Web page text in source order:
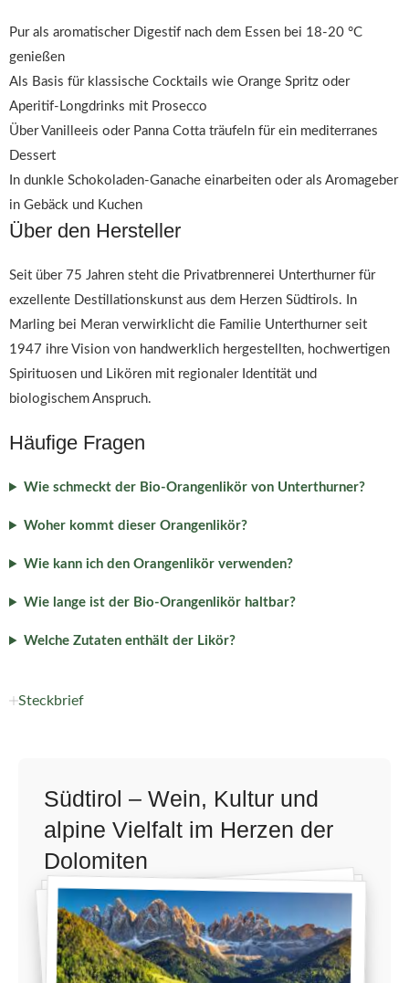
Pur als aromatischer Digestif nach dem Essen bei 18-20 °C
genießen
Als Basis für klassische Cocktails wie Orange Spritz oder
Aperitif-Longdrinks mit Prosecco
Über Vanilleeis oder Panna Cotta träufeln für ein mediterranes
Dessert
In dunkle Schokoladen-Ganache einarbeiten oder als Aromageber
in Gebäck und Kuchen
Über den Hersteller
Seit über 75 Jahren steht die Privatbrennerei Unterthurner für
exzellente Destillationskunst aus dem Herzen Südtirols. In
Marling bei Meran verwirklicht die Familie Unterthurner seit
1947 ihre Vision von handwerklich hergestellten, hochwertigen
Spirituosen und Likören mit regionaler Identität und
biologischem Anspruch.
Häufige Fragen
Wie schmeckt der Bio-Orangenlikör von Unterthurner?
Woher kommt dieser Orangenlikör?
Wie kann ich den Orangenlikör verwenden?
Wie lange ist der Bio-Orangenlikör haltbar?
Welche Zutaten enthält der Likör?
Steckbrief
Südtirol – Wein, Kultur und
alpine Vielfalt im Herzen der
Dolomiten